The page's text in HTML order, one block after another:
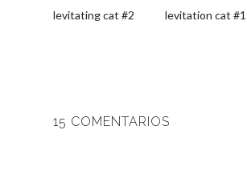
levitating cat #2 levitation cat #1
15 COMENTARIOS